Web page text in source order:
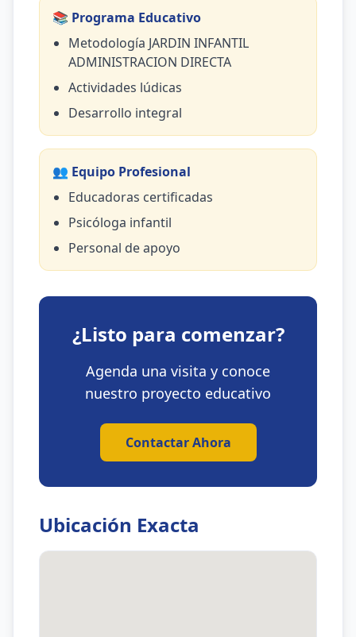
📚 Programa Educativo
Metodología JARDIN INFANTIL
ADMINISTRACION DIRECTA
Actividades lúdicas
Desarrollo integral
👥 Equipo Profesional
Educadoras certificadas
Psicóloga infantil
Personal de apoyo
¿Listo para comenzar?
Agenda una visita y conoce
nuestro proyecto educativo
Contactar Ahora
Ubicación Exacta